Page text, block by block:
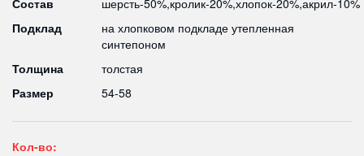
Состав
шерсть-50%,кролик-20%,хлопок-20%,акрил-10%
Подклад
на хлопковом подкладе утепленная
синтепоном
Толщина
толстая
Размер
54-58
Кол-во: